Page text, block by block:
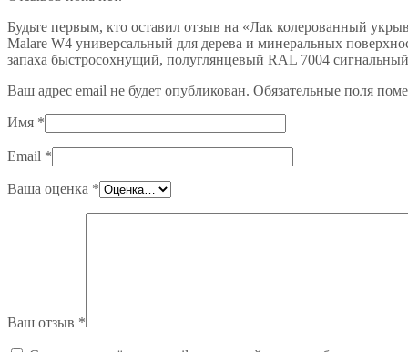
Будьте первым, кто оставил отзыв на «Лак колерованный
Malare W4 универсальный для дерева и минеральных
запаха быстросохнущий, полуглянцевый RAL 7004
Ваш адрес email не будет опубликован. Обязательные поля
Имя *
Email *
Ваша оценка *
Ваш отзыв *